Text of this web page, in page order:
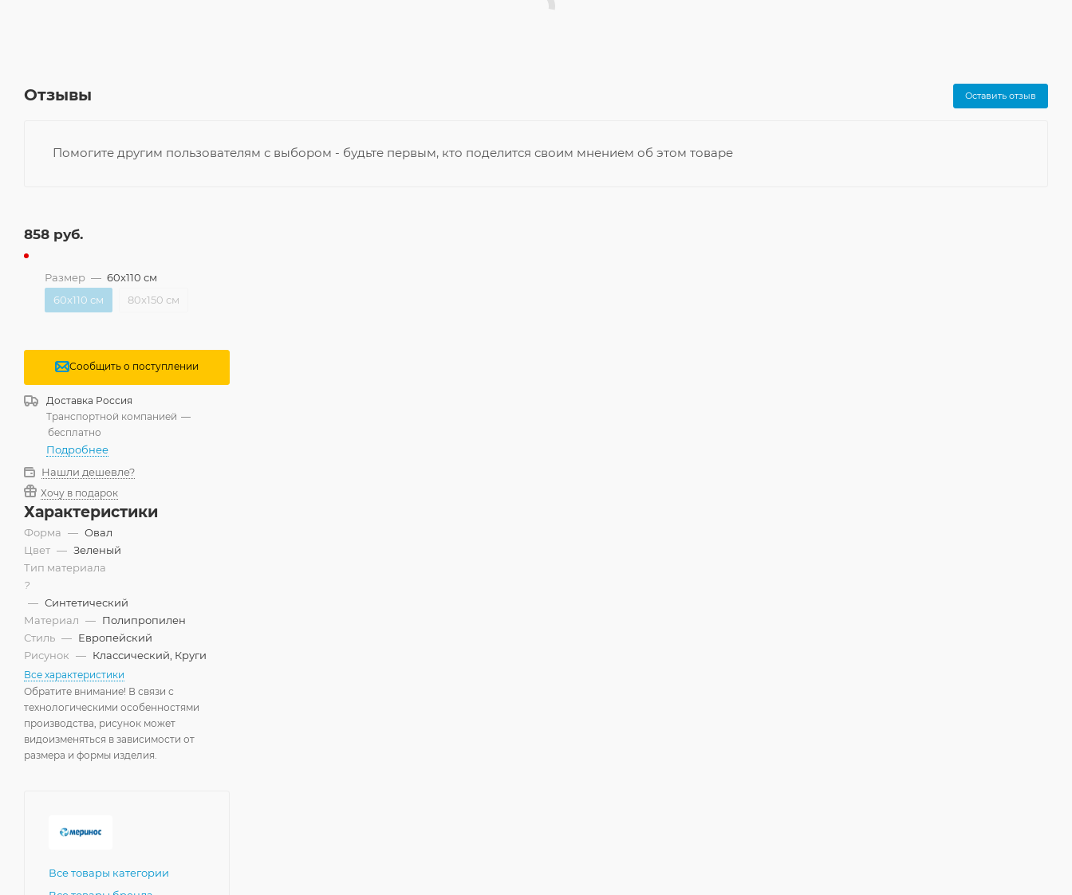
Отзывы Оставить отзыв
Помогите другим пользователям с выбором - будьте первым, кто поделится своим мнением об этом товаре
858 руб.
Размер — 60x110 см
60x110 см
80x150 см
Сообщить о поступлении
Доставка Россия
Транспортной компанией —
бесплатно
Подробнее
Нашли дешевле?
Хочу в подарок
Характеристики
Форма — Овал
Цвет — Зеленый
Тип материала
?
— Синтетический
Материал — Полипропилен
Стиль — Европейский
Рисунок — Классический, Круги
Все характеристики
Обратите внимание! В связи с
технологическими особенностями
производства, рисунок может
видоизменяться в зависимости от
размера и формы изделия.
Все товары категории